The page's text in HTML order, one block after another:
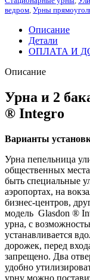
ведром, Урны
Описание
Детали
ОПЛАТА И
Описание
Урна и 2
® Integro
Варианты
Урна пепельница
общественных
быть специальные
аэропортах, на
бизнес-центров,
модель Glasdon ®
урна, с
устанавливается
дорожек, перед
запрещено. Два
удобно